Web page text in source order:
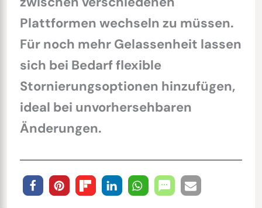
Plattformen wechseln zu müssen.
Für noch mehr Gelassenheit lassen
sich bei Bedarf flexible
Stornierungsoptionen hinzufügen,
ideal bei unvorhersehbaren
Änderungen.